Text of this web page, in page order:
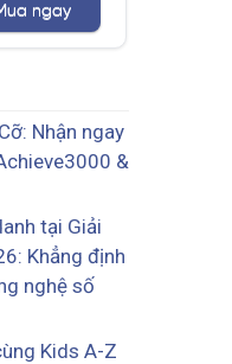
ngay
Nhận ngay
&
tại Giải
Khẳng định
nghệ số
Kids A-Z